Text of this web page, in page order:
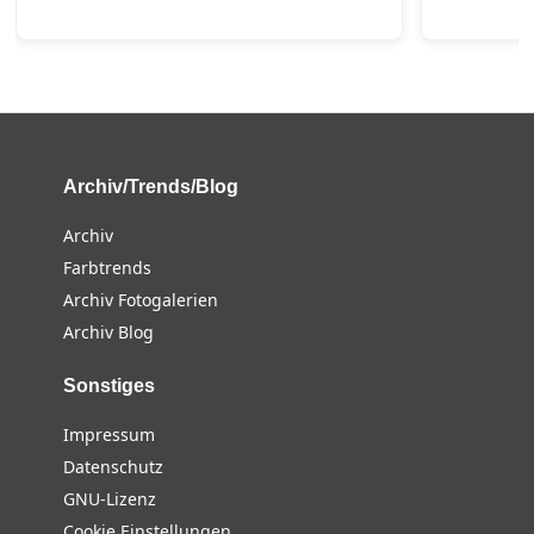
Archiv/Trends/Blog
Archiv
Farbtrends
Archiv Fotogalerien
Archiv Blog
Sonstiges
Impressum
Datenschutz
GNU-Lizenz